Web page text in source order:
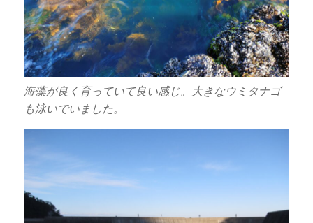
海藻が良く育っていて良い感じ。大きなウミタナゴ
も泳いでいました。